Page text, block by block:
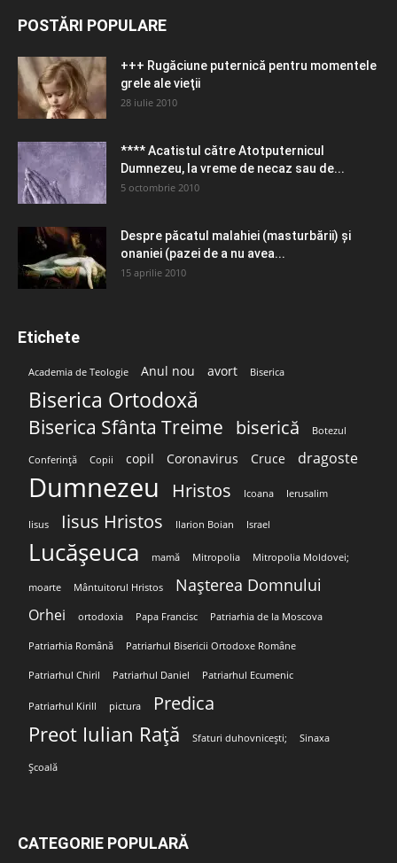
POSTĂRI POPULARE
+++ Rugăciune puternică pentru momentele
grele ale vieţii
28 iulie 2010
**** Acatistul către Atotputernicul
Dumnezeu, la vreme de necaz sau de...
5 octombrie 2010
Despre păcatul malahiei (masturbării) şi
onaniei (pazei de a nu avea...
15 aprilie 2010
Etichete
Academia de Teologie Anul nou avort Biserica
Biserica Ortodoxă
Biserica Sfânta Treime biserică Botezul
Conferință Copii copil Coronavirus Cruce dragoste
Dumnezeu Hristos Icoana Ierusalim
Iisus Iisus Hristos Ilarion Boian Israel
Lucășeuca mamă Mitropolia Mitropolia Moldovei;
moarte Mântuitorul Hristos Nașterea Domnului
Orhei ortodoxia Papa Francisc Patriarhia de la Moscova
Patriarhia Română Patriarhul Bisericii Ortodoxe Române
Patriarhul Chiril Patriarhul Daniel Patriarhul Ecumenic
Patriarhul Kirill pictura Predica
Preot Iulian Rață Sfaturi duhovnicești; Sinaxa
Școală
CATEGORIE POPULARĂ